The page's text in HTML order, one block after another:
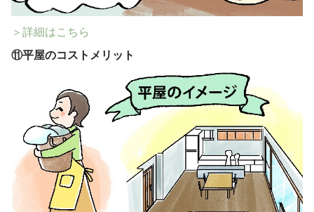
＞詳細はこちら
⑪平屋のコストメリット